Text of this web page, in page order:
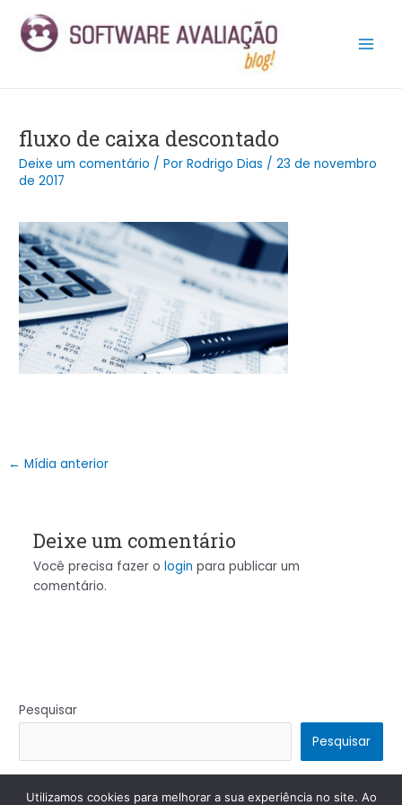
para
fluxo de caixa descontado
Deixe um comentário / PorRodrigo Dias /23 de novembro
de 2017
navigation
← Mídia anterior
Deixe um comentário
Você precisa fazer o login para publicar um
comentário.
Pesquisar
Pesquisar
Utilizamos cookies para melhorar a sua experiência no site. Ao